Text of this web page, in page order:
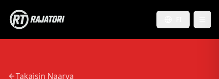
Takaisin Naarva